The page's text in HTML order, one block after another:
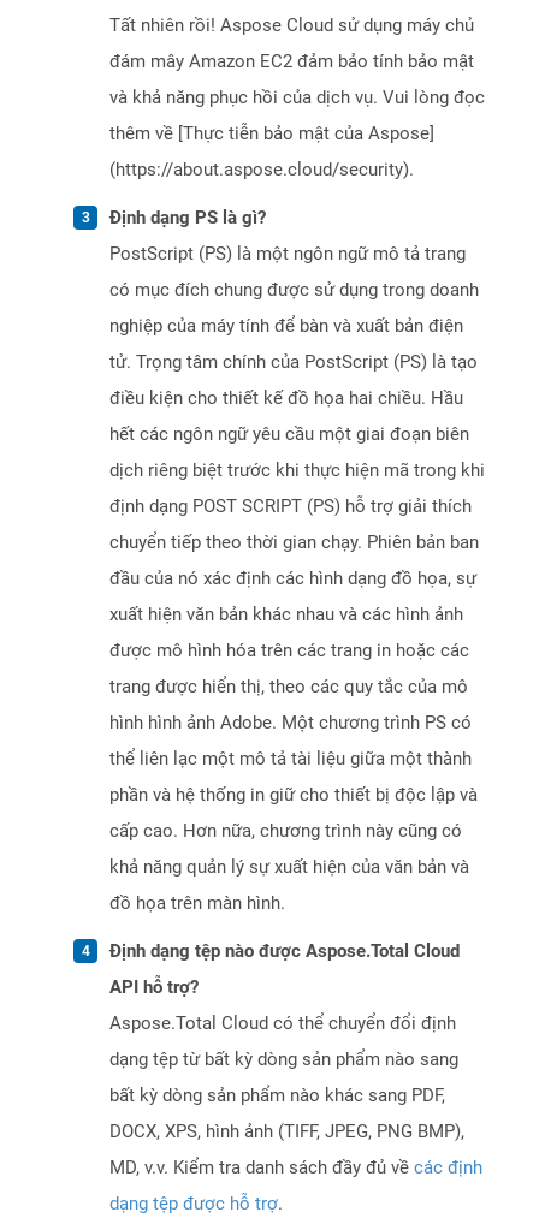
Tất nhiên rồi! Aspose Cloud sử dụng máy chủ
đám mây Amazon EC2 đảm bảo tính bảo mật
và khả năng phục hồi của dịch vụ. Vui lòng đọc
thêm về [Thực tiễn bảo mật của Aspose]
(https://about.aspose.cloud/security).
Định dạng PS là gì?
PostScript (PS) là một ngôn ngữ mô tả trang
có mục đích chung được sử dụng trong doanh
nghiệp của máy tính để bàn và xuất bản điện
tử. Trọng tâm chính của PostScript (PS) là tạo
điều kiện cho thiết kế đồ họa hai chiều. Hầu
hết các ngôn ngữ yêu cầu một giai đoạn biên
dịch riêng biệt trước khi thực hiện mã trong khi
định dạng POST SCRIPT (PS) hỗ trợ giải thích
chuyển tiếp theo thời gian chạy. Phiên bản ban
đầu của nó xác định các hình dạng đồ họa, sự
xuất hiện văn bản khác nhau và các hình ảnh
được mô hình hóa trên các trang in hoặc các
trang được hiển thị, theo các quy tắc của mô
hình hình ảnh Adobe. Một chương trình PS có
thể liên lạc một mô tả tài liệu giữa một thành
phần và hệ thống in giữ cho thiết bị độc lập và
cấp cao. Hơn nữa, chương trình này cũng có
khả năng quản lý sự xuất hiện của văn bản và
đồ họa trên màn hình.
Định dạng tệp nào được Aspose.Total Cloud
API hỗ trợ?
Aspose.Total Cloud có thể chuyển đổi định
dạng tệp từ bất kỳ dòng sản phẩm nào sang
bất kỳ dòng sản phẩm nào khác sang PDF,
DOCX, XPS, hình ảnh (TIFF, JPEG, PNG BMP),
MD, v.v. Kiểm tra danh sách đầy đủ về các định
dạng tệp được hỗ trợ.